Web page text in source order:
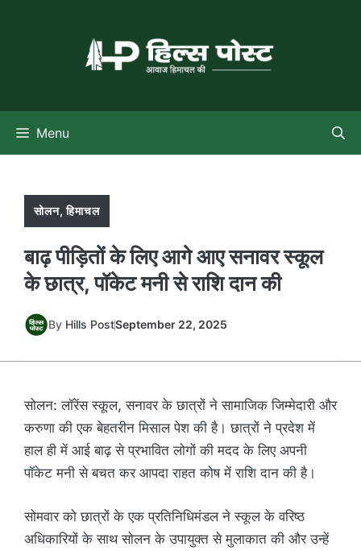
Menu
सोलन,हिमाचल
बाढ़ पीड़ितों के लिए आगे आए सनावर स्कूल
के छात्र, पॉकेट मनी से राशि दान की
By Hills PostSeptember 22, 2025
सोलन: लॉरेंस स्कूल, सनावर के छात्रों ने सामाजिक जिम्मेदारी और
करुणा की एक बेहतरीन मिसाल पेश की है। छात्रों ने प्रदेश में
हाल ही में आई बाढ़ से प्रभावित लोगों की मदद के लिए अपनी
पॉकेट मनी से बचत कर आपदा राहत कोष में राशि दान की है।
सोमवार को छात्रों के एक प्रतिनिधिमंडल ने स्कूल के वरिष्ठ
अधिकारियों के साथ सोलन के उपायुक्त से मुलाकात की और उन्हें